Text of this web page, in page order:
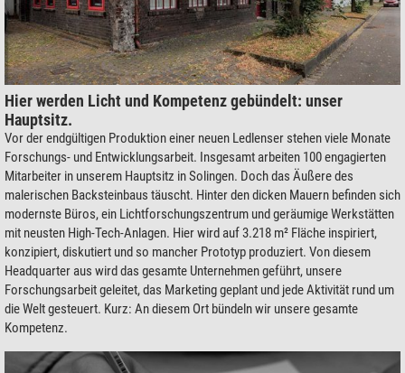
Hier werden Licht und Kompetenz gebündelt: unser
Hauptsitz.
Vor der endgültigen Produktion einer neuen Ledlenser stehen viele Monate
Forschungs- und Entwicklungsarbeit. Insgesamt arbeiten 100 engagierten
Mitarbeiter in unserem Hauptsitz in Solingen. Doch das Äußere des
malerischen Backsteinbaus täuscht. Hinter den dicken Mauern befinden sich
modernste Büros, ein Lichtforschungszentrum und geräumige Werkstätten
mit neusten High-Tech-Anlagen. Hier wird auf 3.218 m² Fläche inspiriert,
konzipiert, diskutiert und so mancher Prototyp produziert. Von diesem
Headquarter aus wird das gesamte Unternehmen geführt, unsere
Forschungsarbeit geleitet, das Marketing geplant und jede Aktivität rund um
die Welt gesteuert. Kurz: An diesem Ort bündeln wir unsere gesamte
Kompetenz.